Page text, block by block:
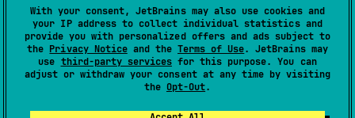
With your consent, JetBrains may also use cookies and
your IP address to collect individual statistics and
provide you with personalized offers and ads subject to
the Privacy Noticeand the Terms of Use. JetBrains may
use third-party servicesfor this purpose. You can
adjust or withdraw your consent at any time by visiting
the Opt-Out.
変更をアップストリームにプッシュして作業結果を共有
する前に、リモートリポジトリと同期して、プロジェク
トのローカルコピーが最新であることを確認する必要が
あります。 これを行うには、次のいずれかの方法があり
ます:
変更をフェッチ 、変更をプル 、または
プロジェク